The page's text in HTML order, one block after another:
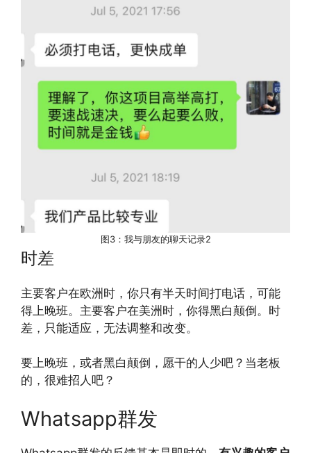
图3：我与朋友的聊天记录2
时差
主要客户在欧洲时，你只有半天时间打电话，可能
得上晚班。主要客户在美洲时，你得黑白颠倒。时
差，只能适应，无法调整和改变。
要上晚班，或者黑白颠倒，愿干的人少吧？当老板
的，很难招人吧？
Whatsapp群发